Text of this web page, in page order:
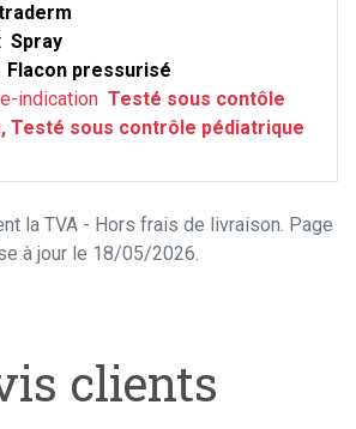
Spray
Flacon pressurisé
indication Testé sous contôle
Testé sous contrôle pédiatrique
la TVA - Hors frais de livraison. Page
à jour le 18/05/2026.
clients